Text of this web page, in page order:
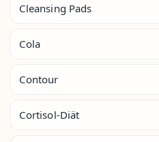
Cleansing Pads
Cola
Contour
Cortisol-Diät